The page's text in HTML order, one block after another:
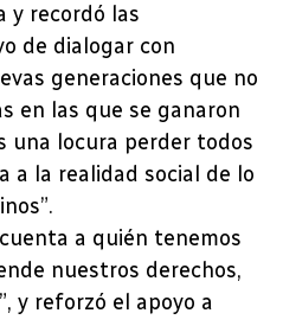
y recordó las
de dialogar con
generaciones que no
en las que se ganaron
una locura perder todos
a la realidad social de lo
a quién tenemos
nuestros derechos,
y reforzó el apoyo a